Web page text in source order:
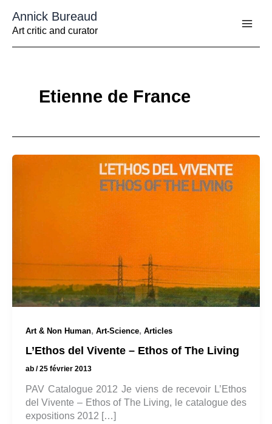
contenu
Annick Bureaud
Art critic and curator
Etienne de France
Art & Non Human, Art-Science, Articles
L’Ethos del Vivente – Ethos of The Living
ab /25 février 2013
PAV Catalogue 2012 Je viens de recevoir L’Ethos
del Vivente – Ethos of The Living, le catalogue des
expositions 2012 […]